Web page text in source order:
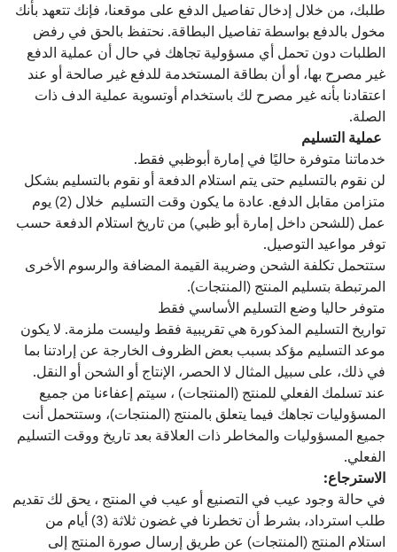
طلبك، من خلال إدخال تفاصيل الدفع على موقعنا، فإنك تتعهد بأنك
مخول بالدفع بواسطة تفاصيل البطاقة. نحتفظ بالحق في رفض
الطلبات دون تحمل أي مسؤولية تجاهك في حال أن عملية الدفع
غير مصرح بها، أو أن بطاقة المستخدمة للدفع غير صالحة أو عند
اعتقادنا بأنه غير مصرح لك باستخدام أوتسوية عملية الدف ذات
الصلة.
عملية التسليم
خدماتنا متوفرة حاليًا في إمارة أبوظبي فقط.
لن نقوم بالتسليم حتى يتم استلام الدفعة أو نقوم بالتسليم بشكل
متزامن مقابل الدفع. عادة ما يكون وقت التسليم خلال (2) يوم
عمل (للشحن داخل إمارة أبو ظبي) من تاريخ استلام الدفعة حسب
توفر مواعيد التوصيل.
ستتحمل تكلفة الشحن وضريبة القيمة المضافة والرسوم الأخرى
المرتبطة بتسليم المنتج (المنتجات).
متوفر حاليا وضع التسليم الأساسي فقط
تواريخ التسليم المذكورة هي تقريبية فقط وليست ملزمة. لا يكون
موعد التسليم مؤكد بسبب بعض الظروف الخارجة عن إرادتنا بما
في ذلك، على سبيل المثال لا الحصر، الإنتاج أو الشحن أو النقل.
عند تسلمك الفعلي للمنتج (المنتجات) ، سيتم إعفاءنا من جميع
المسؤوليات تجاهك فيما يتعلق بالمنتج (المنتجات)، وستتحمل أنت
جميع المسؤوليات والمخاطر ذات العلاقة بعد تاريخ ووقت التسليم
الفعلي.
الاسترجاع:
في حالة وجود عيب في التصنيع أو عيب في المنتج ، يحق لك تقديم
طلب استرداد، بشرط أن تخطرنا في غضون ثلاثة (3) أيام من
استلام المنتج (المنتجات) عن طريق إرسال صورة المنتج إلى